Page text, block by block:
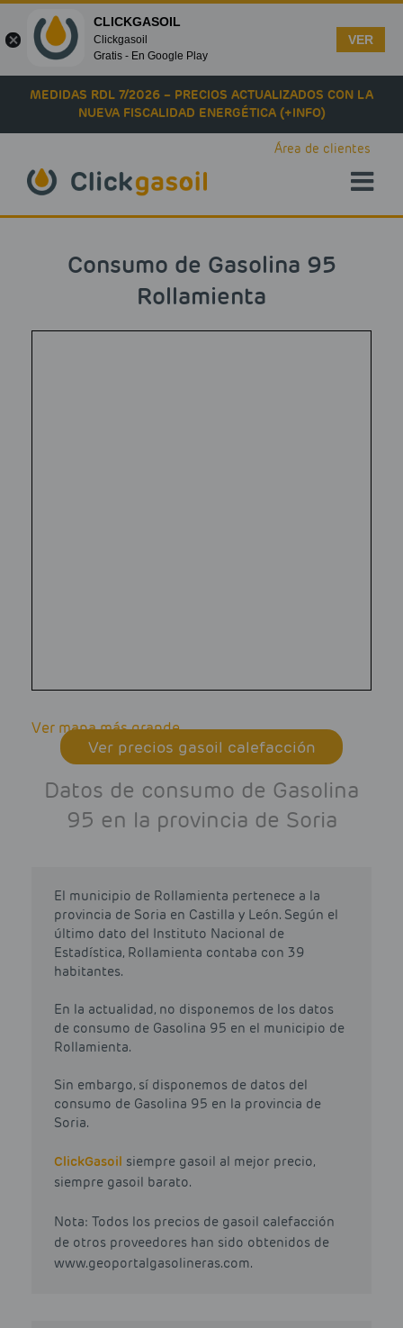
Skip to main content
MEDIDAS RDL 7/2026 – PRECIOS ACTUALIZADOS CON LA
NUEVA FISCALIDAD ENERGÉTICA (+INFO)
Área de clientes
Consumo de Gasolina 95
Rollamienta
Ver mapa más grande
Ver precios gasoil calefacción
Datos de consumo de Gasolina
95 en la provincia de Soria
El municipio de Rollamienta pertenece a la
provincia de Soria en Castilla y León. Según el
último dato del Instituto Nacional de
Estadística, Rollamienta contaba con 39
habitantes.
En la actualidad, no disponemos de los datos
de consumo de Gasolina 95 en el municipio de
Rollamienta.
Sin embargo, sí disponemos de datos del
consumo de Gasolina 95 en la provincia de
Soria.
ClickGasoil siempre gasoil al mejor precio,
siempre gasoil barato.
Nota: Todos los precios de gasoil calefacción
de otros proveedores han sido obtenidos de
www.geoportalgasolineras.com.
CLICKGASOIL
Clickgasoil
Gratis - En Google Play
VER